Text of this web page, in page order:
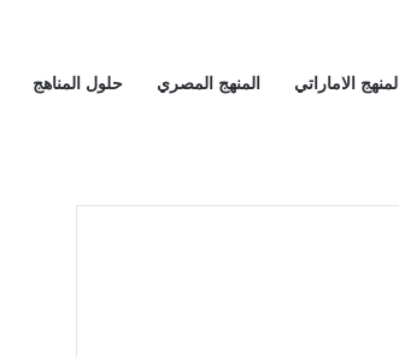
المنهج الاماراتي المنهج المصري حلول المناهج